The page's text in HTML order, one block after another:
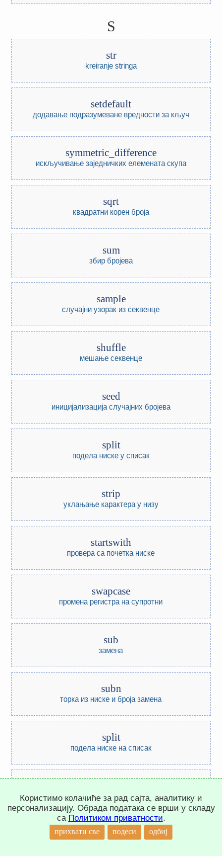
S
str
kreiranje stringa
setdefault
додавање подразумеване вредности за кључ
symmetric_difference
искључивање заједничких елемената скупа
sqrt
квадратни корен броја
sum
збир бројева
sample
случајни узорак из секвенце
shuffle
мешање секвенце
seed
иницијализација случајних бројева
split
подела ниске у списак
strip
уклањање карактера у низу
startswith
провера са почетка ниске
swapcase
промена регистра на супротни
sub
замена
subn
торка из ниске и броја замена
split
подела ниске на списак
претрага регуларним изразом првог подударања
sort
Користимо колачиће за рад сајта, аналитику и
персонализацију. Обрада података се врши у складу
са Политиком приватности.
прихвати све подеси одбиј